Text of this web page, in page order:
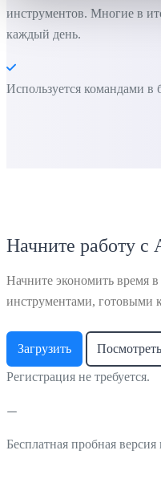
инструментов. Многие в
каждый день.
Используется командами в
Начните работу
Начните экономить время
инструментами, готовыми
Загрузить
Регистрация не требуется.
Бесплатная пробная версия